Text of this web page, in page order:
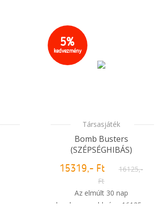
5%
kedvezmény
Társasjáték
Bomb Busters
(SZÉPSÉGHIBÁS)
15319,- Ft
16125,-
Ft
Az elmúlt 30 nap
legalacsonyabb ára: 16125,-